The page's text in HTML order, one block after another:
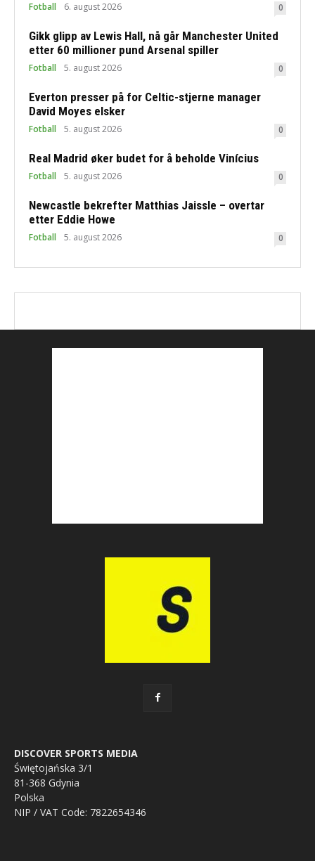
Fotball 6. august 2026 0
Gikk glipp av Lewis Hall, nå går Manchester United
etter 60 millioner pund Arsenal spiller
Fotball 5. august 2026 0
Everton presser på for Celtic-stjerne manager
David Moyes elsker
Fotball 5. august 2026 0
Real Madrid øker budet for å beholde Vinícius
Fotball 5. august 2026 0
Newcastle bekrefter Matthias Jaissle – overtar
etter Eddie Howe
Fotball 5. august 2026 0
DISCOVER SPORTS MEDIA
Świętojańska 3/1
81-368 Gdynia
Polska
NIP / VAT Code: 7822654346